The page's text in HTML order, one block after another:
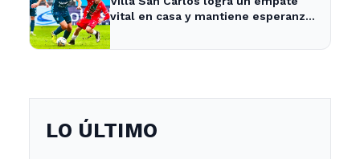
vital en casa y mantiene esperanzas
LO ÚLTIMO